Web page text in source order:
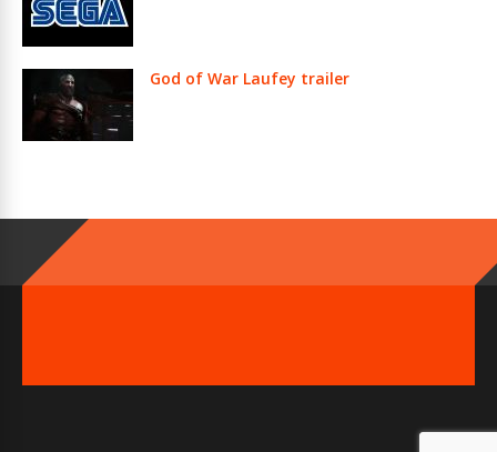
God of War Laufey trailer